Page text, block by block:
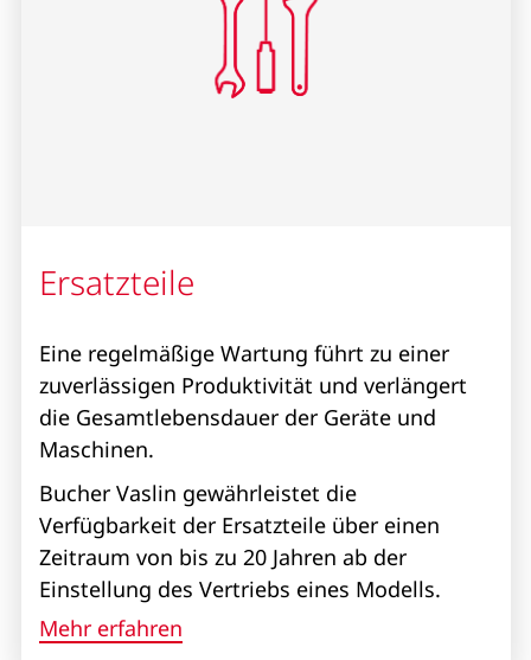
Ersatzteile
Eine regelmäßige Wartung führt zu einer
zuverlässigen Produktivität und verlängert
die Gesamtlebensdauer der Geräte und
Maschinen.
Bucher Vaslin gewährleistet die
Verfügbarkeit der Ersatzteile über einen
Zeitraum von bis zu 20 Jahren ab der
Einstellung des Vertriebs eines Modells.
Mehr erfahren